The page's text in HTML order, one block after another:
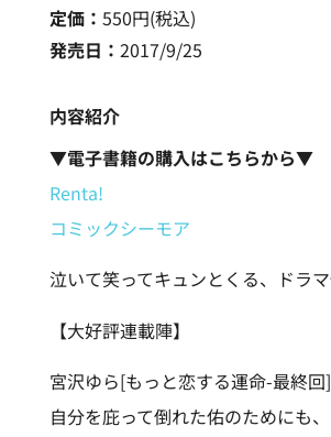
定価： 550円(税込)
発売日： 2017/9/25
内容紹介
▼電子書籍の購入はこちらから▼
Renta!
コミックシーモア
泣いて笑ってキュンとくる、ドラ
【大好評連載陣】
宮沢ゆら[もっと恋する運命-最終回]
自分を庇って倒れた佑のためにも